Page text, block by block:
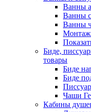
Ванны
Ванны
Ванны
Биде,
товары
Биде
Биде
Чаши
Кабины